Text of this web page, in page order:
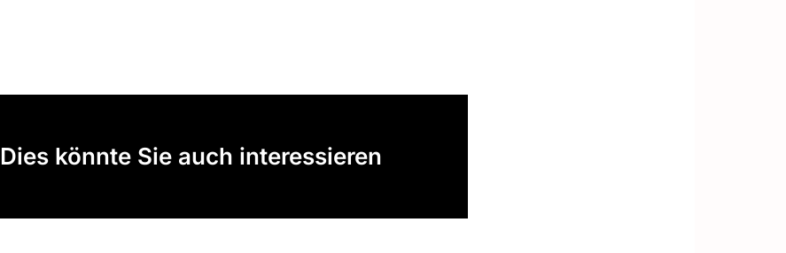
Dies könnte Sie auch interessieren